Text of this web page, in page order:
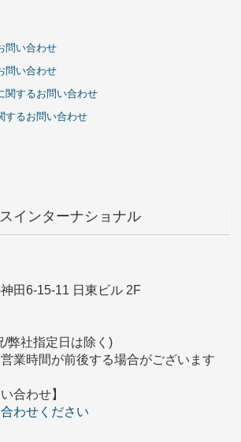
問い合わせ
問い合わせ
関するお問い合わせ
するお問い合わせ
インターナショナル
田6-15-11 日東ビル 2F
/弊社指定日は除く)
業時間が前後する場合がございます
合わせ】
わせください